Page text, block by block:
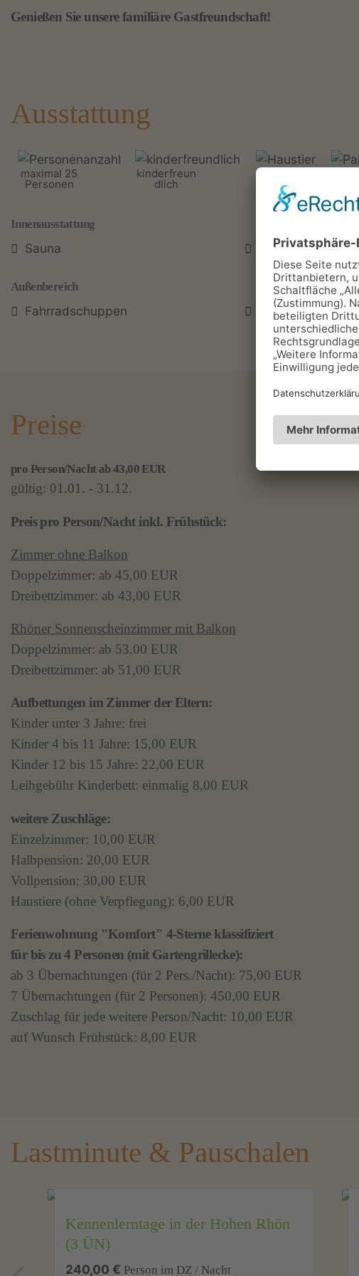
Genießen Sie unsere familiäre Gastfreundschaft!
Ausstattung
maximal 25
Personen
kinderfreun
dlich erlaubt
Innenausstattung
Sauna Wellnessbereich
Außenbereich
Fahrradschuppen Biergarten
Preise
pro Person/Nacht ab 43,00 EUR
gültig: 01.01. - 31.12.
Preis pro Person/Nacht inkl. Frühstück:
Zimmer ohne Balkon
Doppelzimmer: ab 45,00 EUR
Dreibettzimmer: ab 43,00 EUR
Rhö­ner Son­nen­schein­zim­mer mit Bal­kon
Doppelzimmer: ab 53,00 EUR
Dreibettzimmer: ab 51,00 EUR
Aufbettungen im Zimmer der Eltern:
Kinder unter 3 Jahre: frei
Kinder 4 bis 11 Jahre: 15,00 EUR
Kinder 12 bis 15 Jahre: 22,00 EUR
Leihgebühr Kinderbett: einmalig 8,00 EUR
weitere Zuschläge:
Einzelzimmer: 10,00 EUR
Halbpension: 20,00 EUR
Vollpension: 30,00 EUR
Haustiere (ohne Verpflegung): 6,00 EUR
Ferienwohnung "Komfort" 4-Sterne klassifiziert
für bis zu 4 Per­so­nen (mit Gartengrillecke):
ab 3 Übernachtungen (für 2 Per­s./Nacht): 75,00 EUR
7 Über­nach­tun­gen (für 2 Personen): 450,00 EUR
Zuschlag für je­de wei­te­re Per­son/Nacht: 10,00 EUR
auf Wunsch Früh­stück: 8,00 EUR
Lastminute & Pauschalen
Kennenlerntage in der Hohen Rhön
(3 ÜN)
240,00 € Person im DZ / Nacht